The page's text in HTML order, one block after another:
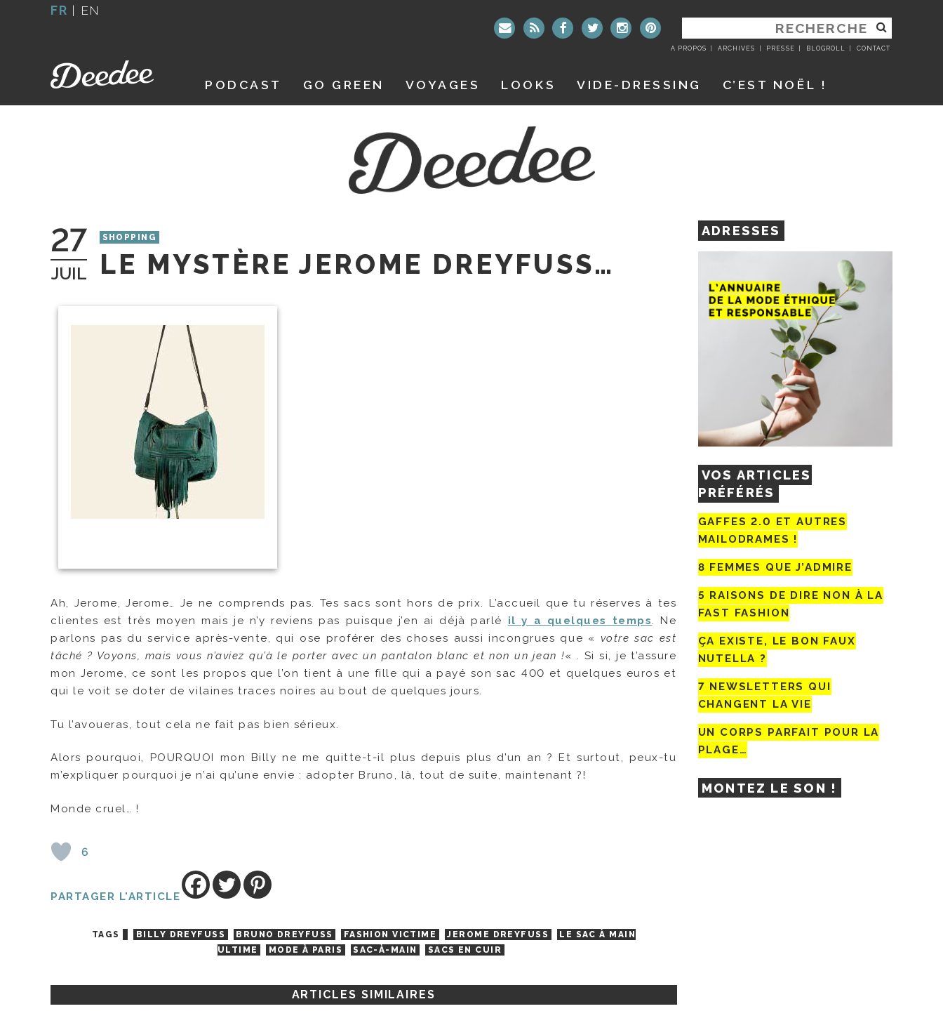
FR | EN
RECHERCHER
:
A PROPOS ARCHIVES PRESSE BLOGROLL CONTACT
PODCAST GO GREEN VOYAGES LOOKS VIDE-DRESSING C’EST NOËL !
27
JUIL
SHOPPING
LE MYSTÈRE JEROME DREYFUSS…
Ah, Jerome, Jerome… Je ne comprends pas. Tes sacs sont hors de prix. L’accueil que tu réserves à tes
clientes est très moyen mais je n’y reviens pas puisque j’en ai déjà parlé il y a quelques temps. Ne
parlons pas du service après-vente, qui ose proférer des choses aussi incongrues que « votre sac est
tâché ? Voyons, mais vous n’aviez qu’à le porter avec un pantalon blanc et non un jean !« . Si si, je t’assure
mon Jerome, ce sont les propos que l’on tient à une fille qui a payé son sac 400 et quelques euros et
qui le voit se doter de vilaines traces noires au bout de quelques jours.
Tu l’avoueras, tout cela ne fait pas bien sérieux.
Alors pourquoi, POURQUOI mon Billy ne me quitte-t-il plus depuis plus d’un an ? Et surtout, peux-tu
m’expliquer pourquoi je n’ai qu’une envie : adopter Bruno, là, tout de suite, maintenant ?!
Monde cruel… !
6
PARTAGER L'ARTICLE
TAGS BILLY DREYFUSS BRUNO DREYFUSS FASHION VICTIME JEROME DREYFUSS
LE SAC À MAIN
ULTIME
MODE À PARIS SAC-À-MAIN SACS EN CUIR
ARTICLES SIMILAIRES
ADRESSES
VOS ARTICLES
PRÉFÉRÉS
GAFFES 2.0 ET AUTRES
MAILODRAMES !
8 FEMMES QUE J’ADMIRE
5 RAISONS DE DIRE NON À LA
FAST FASHION
ÇA EXISTE, LE BON FAUX
NUTELLA ?
7 NEWSLETTERS QUI
CHANGENT LA VIE
UN CORPS PARFAIT POUR LA
PLAGE…
MONTEZ LE SON !